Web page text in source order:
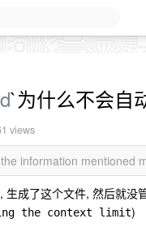
`为什么不会自
views
information mentioned
生成了这个文件, 然后就没
the context limit)